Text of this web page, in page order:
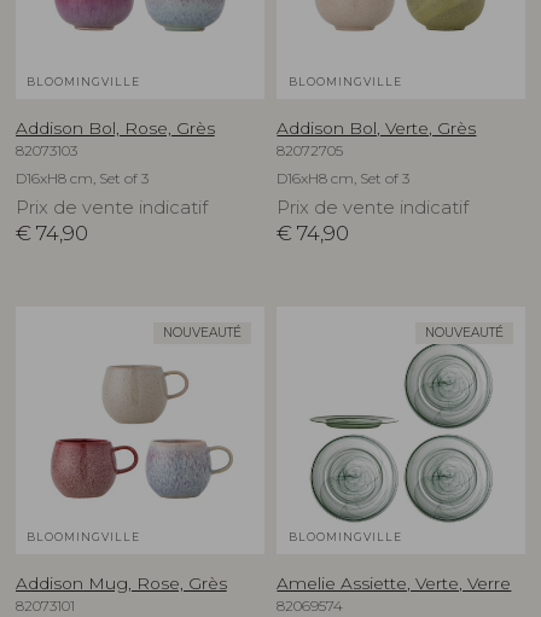
BLOOMINGVILLE
Addison Bol, Rose, Grès
82073103
D16xH8 cm, Set of 3
Prix de vente indicatif
€ 74,90
BLOOMINGVILLE
Addison Bol, Verte, Grès
82072705
D16xH8 cm, Set of 3
Prix de vente indicatif
€ 74,90
NOUVEAUTÉ
BLOOMINGVILLE
Addison Mug, Rose, Grès
82073101
NOUVEAUTÉ
BLOOMINGVILLE
Amelie Assiette, Verte, Verre
82069574